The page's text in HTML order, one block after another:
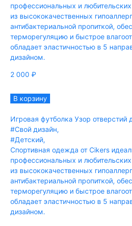
профессиональных и
из высококачественных
антибактериальной пропиткой,
терморегуляцию и быстрое
обладает эластичностью в 5
дизайном.
2 000 ₽
В корзину
Игровая футболка Узор отверстий
#Свой дизайн,
#Детский,
Спортивная одежда от Cikers
профессиональных и
из высококачественных
антибактериальной пропиткой,
терморегуляцию и быстрое
обладает эластичностью в 5
дизайном.